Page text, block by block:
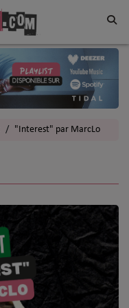
"Interest" par MarcLo